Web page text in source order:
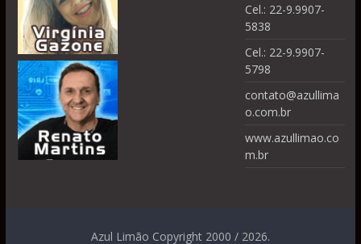
Cel.: 22-9.9907-
5838
Cel.: 22-9.9907-
5798
contato@azullima
o.com.br
www.azullimao.co
m.br
Azul Limão Copyright 2000 / 2026.